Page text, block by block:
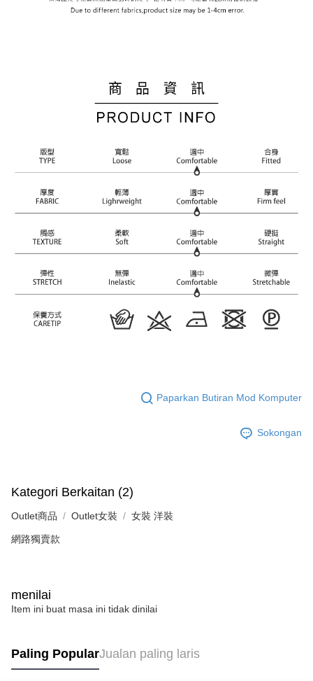
Paparkan Butiran Mod Komputer
Sokongan
Kategori Berkaitan (2)
Outlet商品 Outlet女裝 女裝 洋裝
網路獨賣款
menilai
Item ini buat masa ini tidak dinilai
Paling PopularJualan paling laris